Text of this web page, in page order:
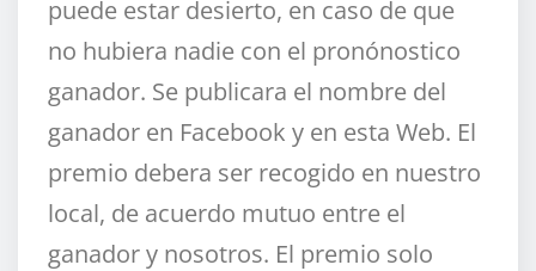
puede estar desierto, en caso de que
no hubiera nadie con el pronónostico
ganador. Se publicara el nombre del
ganador en Facebook y en esta Web. El
premio debera ser recogido en nuestro
local, de acuerdo mutuo entre el
ganador y nosotros. El premio solo